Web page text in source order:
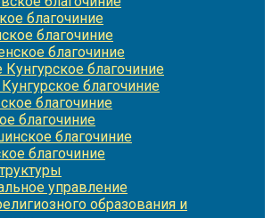
благочиние
благочиние
благочиние
благочиние
благочиние
благочиние
благочиние
благочиние
благочиние
управление
образования и